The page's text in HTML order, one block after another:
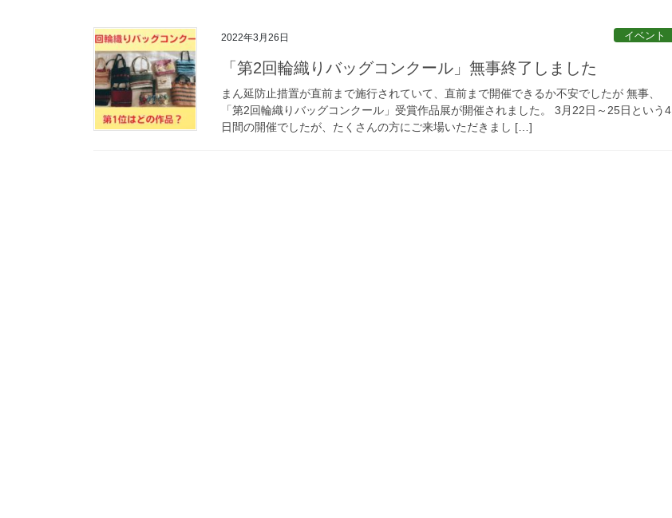
2022年3月26日 イベント
「第2回輪織りバッグコンクール」無事終了しました
まん延防止措置が直前まで施行されていて、直前まで開催できるか不安でしたが 無事、
「第2回輪織りバッグコンクール」受賞作品展が開催されました。 3月22日～25日という4
日間の開催でしたが、たくさんの方にご来場いただきまし […]